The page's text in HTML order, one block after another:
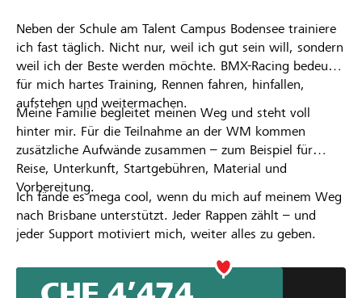
Neben der Schule am Talent Campus Bodensee trainiere
ich fast täglich. Nicht nur, weil ich gut sein will, sondern
weil ich der Beste werden möchte. BMX-Racing bedeutet
für mich hartes Training, Rennen fahren, hinfallen,
aufstehen und weitermachen.
Meine Familie begleitet meinen Weg und steht voll
hinter mir. Für die Teilnahme an der WM kommen
zusätzliche Aufwände zusammen – zum Beispiel für
Reise, Unterkunft, Startgebühren, Material und
Vorbereitung.
Ich fände es mega cool, wenn du mich auf meinem Weg
nach Brisbane unterstützt. Jeder Rappen zählt – und
jeder Support motiviert mich, weiter alles zu geben.